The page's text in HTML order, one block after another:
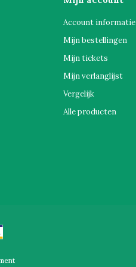
Account informatie
Mijn bestellingen
Mijn tickets
Mijn verlanglijst
Vergelijk
Alle producten